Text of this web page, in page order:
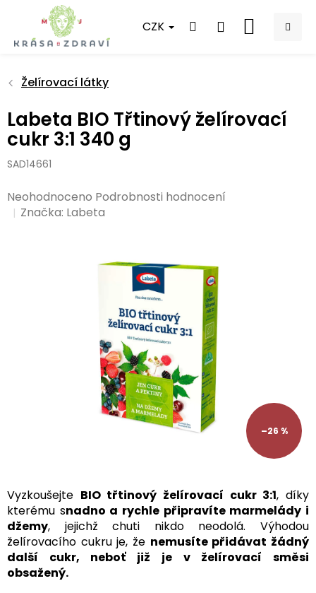
obsah
CZK
NÁKUPNÍ
Želírovací látky
Labeta BIO Třtinový želírovací
cukr 3:1 340 g
SAD14661
Průměrné
hodnocení
Neohodnoceno Podrobnosti hodnocení
Značka: Labeta
–26 %
Vyzkoušejte BIO třtinový želírovací cukr 3:1, díky
kterému snadno a rychle připravíte marmelády i
džemy, jejichž chuti nikdo neodolá. Výhodou
želírovacího cukru je, že nemusíte přidávat žádný
další cukr, neboť již je v želírovací směsi
obsažený.